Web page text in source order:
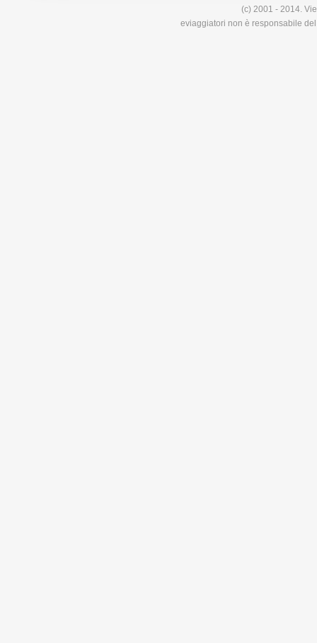
(c) 2001 - 2014.
eviaggiatori non è responsabile